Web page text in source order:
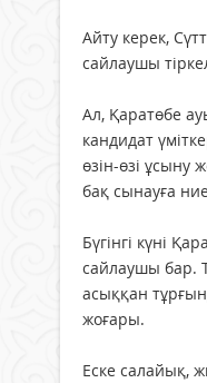
Айту керек,
сайлаушы
Ал, Қаратөбе
кандидат
өзін-өзі ұсыну
бақ сынауға
Бүгінгі күні
сайлаушы бар.
асыққан
жоғары.
Еске салайық,